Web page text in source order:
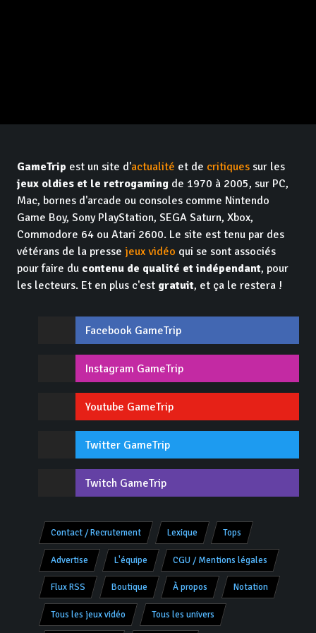
GameTrip est un site d'actualité et de critiques sur les
jeux oldies et le retrogaming de 1970 à 2005, sur PC,
Mac, bornes d'arcade ou consoles comme Nintendo
Game Boy, Sony PlayStation, SEGA Saturn, Xbox,
Commodore 64 ou Atari 2600. Le site est tenu par des
vétérans de la presse jeux vidéo qui se sont associés
pour faire du contenu de qualité et indépendant, pour
les lecteurs. Et en plus c'est gratuit, et ça le restera !
Facebook GameTrip
Instagram GameTrip
Youtube GameTrip
Twitter GameTrip
Twitch GameTrip
Contact / Recrutement Lexique Tops
Advertise L'équipe CGU / Mentions légales
Flux RSS Boutique À propos Notation
Tous les jeux vidéo Tous les univers